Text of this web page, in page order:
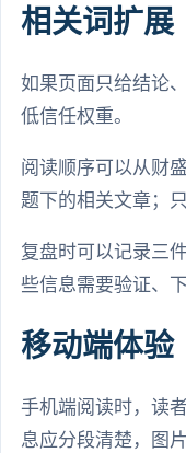
相关词扩展
如果页面只给结论
低信任权重。
阅读顺序可以从财
题下的相关文章；
复盘时可以记录三
些信息需要验证、
移动端体验
手机端阅读时，读
息应分段清楚，图